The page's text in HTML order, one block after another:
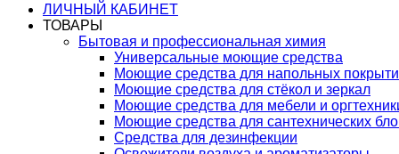
ЛИЧНЫЙ КАБИНЕТ
ТОВАРЫ
Бытовая и профессиональная химия
Универсальные моющие средства
Моющие средства для напольных
Моющие средства для стёкол и зеркал
Моющие средства для мебели и
Моющие средства для сантехнических
Средства для дезинфекции